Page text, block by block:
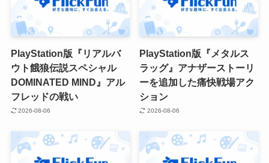
PlayStation版『リアルバ
ウト餓狼伝説スペシャル
DOMINATED MIND』アル
フレッドの戦い
2026-08-06
PlayStation版『メタルス
ラッグ』アナザーストーリ
ーを追加した痛快戦場アク
ション
2026-08-06